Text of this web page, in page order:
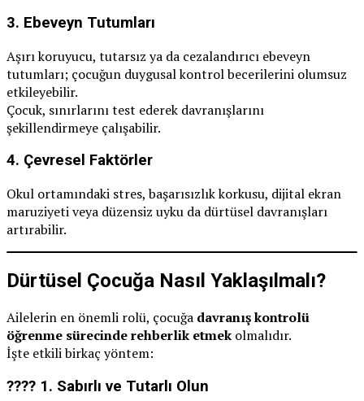
3. Ebeveyn Tutumları
Aşırı koruyucu, tutarsız ya da cezalandırıcı ebeveyn
tutumları; çocuğun duygusal kontrol becerilerini olumsuz
etkileyebilir.
Çocuk, sınırlarını test ederek davranışlarını
şekillendirmeye çalışabilir.
4. Çevresel Faktörler
Okul ortamındaki stres, başarısızlık korkusu, dijital ekran
maruziyeti veya düzensiz uyku da dürtüsel davranışları
artırabilir.
Dürtüsel Çocuğa Nasıl Yaklaşılmalı?
Ailelerin en önemli rolü, çocuğa davranış kontrolü
öğrenme sürecinde rehberlik etmek olmalıdır.
İşte etkili birkaç yöntem:
???? 1. Sabırlı ve Tutarlı Olun